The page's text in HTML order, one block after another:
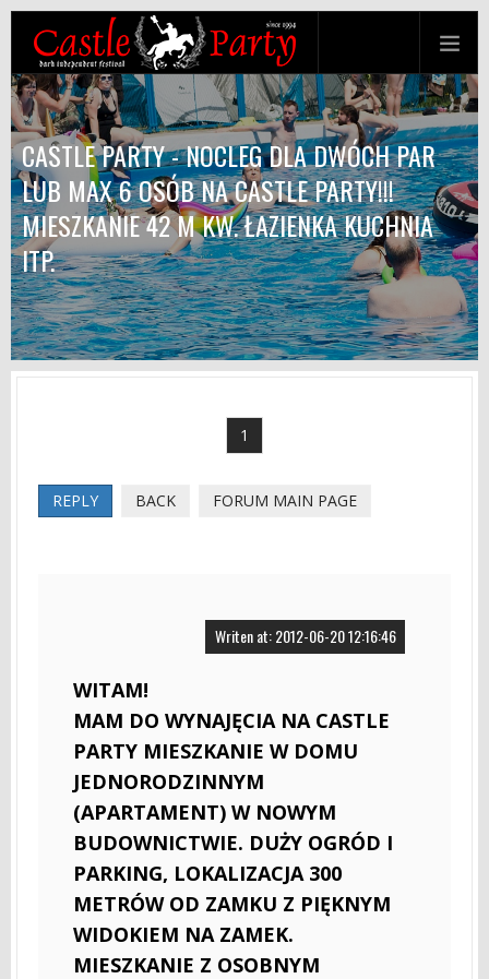
CASTLE PARTY - NOCLEG DLA DWÓCH PAR
LUB MAX 6 OSÓB NA CASTLE PARTY!!!
MIESZKANIE 42 M KW. ŁAZIENKA KUCHNIA
ITP.
1
REPLY BACK FORUM MAIN PAGE
Writen at: 2012-06-20 12:16:46
WITAM!
MAM DO WYNAJĘCIA NA CASTLE
PARTY MIESZKANIE W DOMU
JEDNORODZINNYM
(APARTAMENT) W NOWYM
BUDOWNICTWIE. DUŻY OGRÓD I
PARKING, LOKALIZACJA 300
METRÓW OD ZAMKU Z PIĘKNYM
WIDOKIEM NA ZAMEK.
MIESZKANIE Z OSOBNYM